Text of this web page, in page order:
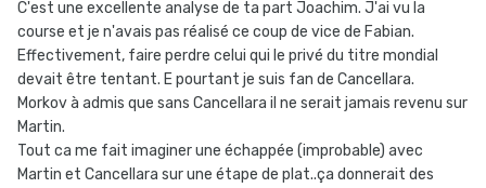
C'est une excellente analyse de ta part Joachim. J'ai vu la
course et je n'avais pas réalisé ce coup de vice de Fabian.
Effectivement, faire perdre celui qui le privé du titre mondial
devait être tentant. E pourtant je suis fan de Cancellara.
Morkov à admis que sans Cancellara il ne serait jamais revenu sur
Martin.
Tout ca me fait imaginer une échappée (improbable) avec
Martin et Cancellara sur une étape de plat..ça donnerait des